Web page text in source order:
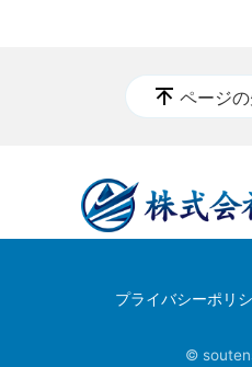
ページ
プライバシーポリ
©